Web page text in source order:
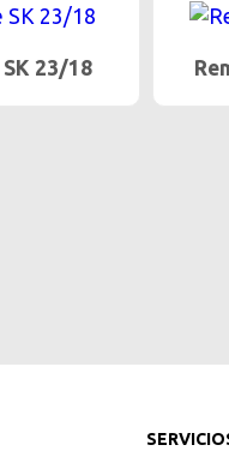
23/18